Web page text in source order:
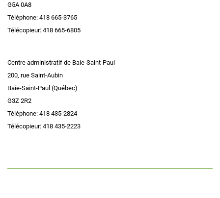
G5A 0A8
Téléphone: 418 665-3765
Télécopieur: 418 665-6805
Centre administratif de Baie-Saint-Paul
200, rue Saint-Aubin
Baie-Saint-Paul (Québec)
G3Z 2R2
Téléphone: 418 435-2824
Télécopieur: 418 435-2223